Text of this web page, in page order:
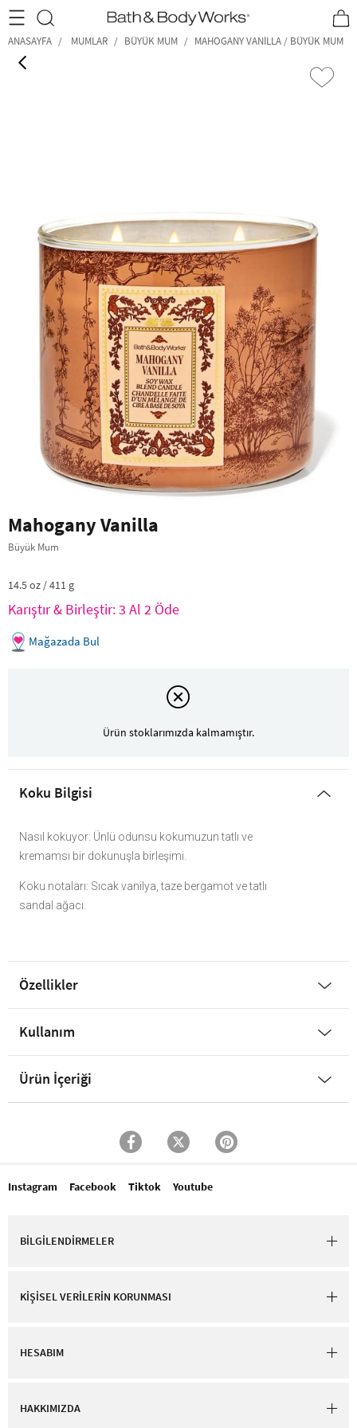
•2200₺ ve Üzeri Kargo Ücretsiz!• *Promosyon Detayları
ANASAYFA MUMLAR BÜYÜK MUM MAHOGANY VANILLA / BÜYÜK MUM
‹ ›
Mahogany Vanilla
Büyük Mum
14.5 oz / 411 g
Karıştır & Birleştir: 3 Al 2 Öde
Mağazada Bul
Ürün stoklarımızda kalmamıştır.
Koku Bilgisi
Nasıl kokuyor: Ünlü odunsu kokumuzun tatlı ve
kremamsı bir dokunuşla birleşimi.
Koku notaları: Sıcak vanilya, taze bergamot ve tatlı
sandal ağacı.
Özellikler
Kullanım
Ürün İçeriği
Instagram Facebook Tiktok Youtube
BİLGİLENDİRMELER
KİŞİSEL VERİLERİN KORUNMASI
HESABIM
HAKKIMIZDA